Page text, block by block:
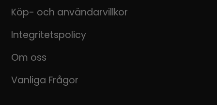
Köp- och användarvillkor
Integritetspolicy
Om oss
Vanliga Frågor